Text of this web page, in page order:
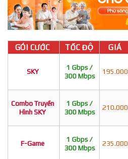
GÓI CƯỚC TỐC ĐỘ GIÁ
SKY
1 Gbps /
300 Mbps
195.000
Combo Truyền
Hình SKY
1 Gbps /
300 Mbps
210.000
F-Game
1 Gbps /
300 Mbps
235.000